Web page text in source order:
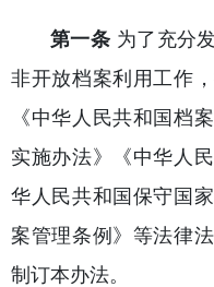
第一条 为了充分
非开放档案利用工作
《中华人民共和国档
实施办法》《中华人
华人民共和国保守国
案管理条例》等法律
制订本办法。